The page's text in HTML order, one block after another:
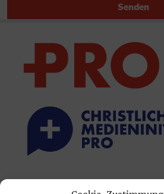
Senden